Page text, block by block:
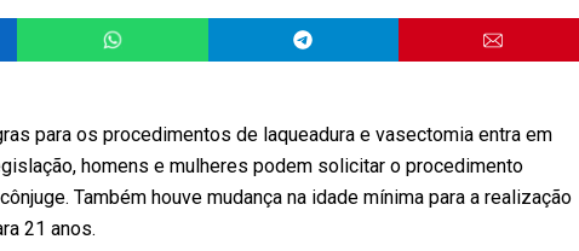
para os procedimentos de laqueadura e vasectomia entra em
homens e mulheres podem solicitar o procedimento
Também houve mudança na idade mínima para a realização
21 anos.